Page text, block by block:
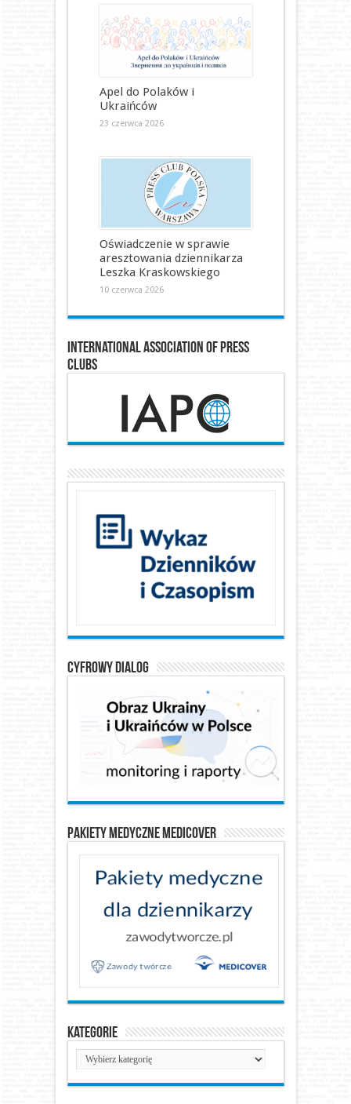
Apel do Polaków i
Ukraińców
23 czerwca 2026
Oświadczenie w sprawie
aresztowania dziennikarza
Leszka Kraskowskiego
10 czerwca 2026
International Association of Press
Clubs
Cyfrowy Dialog
Pakiety medyczne Medicover
Kategorie
Kategorie